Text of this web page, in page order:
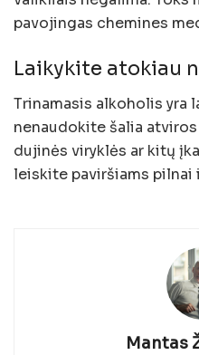
pavojingas chemines
Laikykite atokiau
Trinamasis alkoholis yra
nenaudokite šalia
dujinės viryklės ar kitų
leiskite paviršiams pilnai
Mantas